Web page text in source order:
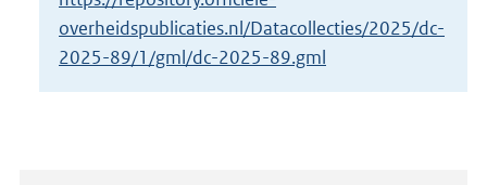
overheidspublicaties.nl/Datacollecties/2025/dc-
2025-89/1/gml/dc-2025-89.gml